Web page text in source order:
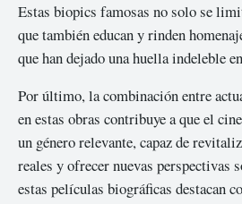
Estas biopics famosas no solo se
que también educan y rinden
que han dejado una huella indeleble
Por último, la combinación entre
en estas obras contribuye a que el
un género relevante, capaz de
reales y ofrecer nuevas perspectivas
estas películas biográficas destacan